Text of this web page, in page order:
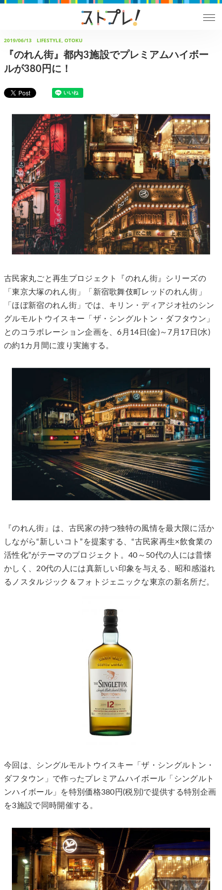
2019/06/13 LIFESTYLE, OTOKU
『のれん街』都内3施設でプレミアムハイボー
ルが380円に！
古民家丸ごと再生プロジェクト『のれん街』シリーズの
「東京大塚のれん街」「新宿歌舞伎町レッドのれん街」
「ほぼ新宿のれん街」では、キリン・ディアジオ社のシン
グルモルトウイスキー「ザ・シングルトン・ダフタウン」
とのコラボレーション企画を、6月14日(金)～7月17日(水)
の約1カ月間に渡り実施する。
『のれん街』は、古民家の持つ独特の風情を最大限に活か
しながら“新しいコト”を提案する、“古民家再生×飲食業の
活性化”がテーマのプロジェクト。40～50代の人には昔懐
かしく、20代の人には真新しい印象を与える、昭和感溢れ
るノスタルジック＆フォトジェニックな東京の新名所だ。
今回は、シングルモルトウイスキー「ザ・シングルトン・
ダフタウン」で作ったプレミアムハイボール「シングルト
ンハイボール」を特別価格380円(税別)で提供する特別企画
を3施設で同時開催する。